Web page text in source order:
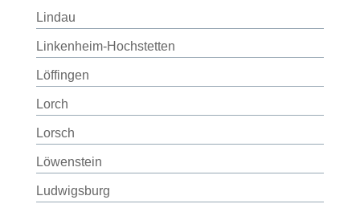
Lindau
Linkenheim-Hochstetten
Löffingen
Lorch
Lorsch
Löwenstein
Ludwigsburg